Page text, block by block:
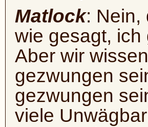
Matlock: Nein,
wie gesagt,
Aber wir
gezwungen
gezwungen
viele